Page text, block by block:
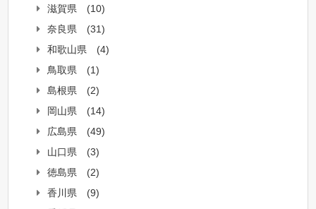
滋賀県
(10)
奈良県
(31)
和歌山県
(4)
鳥取県
(1)
島根県
(2)
岡山県
(14)
広島県
(49)
山口県
(3)
徳島県
(2)
香川県
(9)